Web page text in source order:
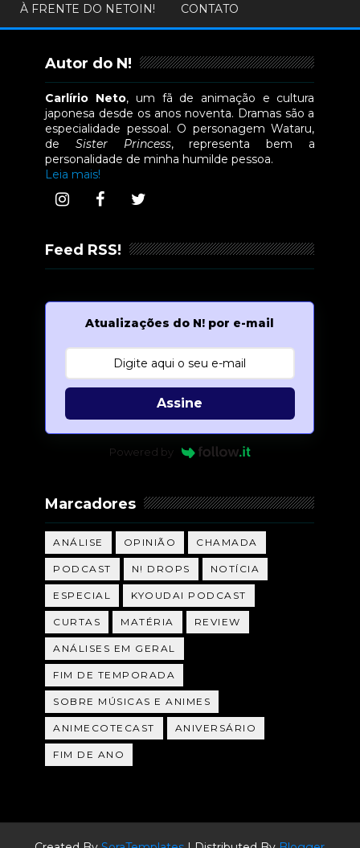
À FRENTE DO NETOIN! CONTATO
Autor do N!
Carlírio Neto, um fã de animação e cultura
japonesa desde os anos noventa. Dramas são a
especialidade pessoal. O personagem Wataru,
deSister Princess, representa bem a
personalidade de minha humilde pessoa.
Leia mais!
Feed RSS!
Atualizações do N! por e-mail
Assine
Powered by
Marcadores
ANÁLISE OPINIÃO CHAMADA
PODCAST N! DROPS NOTÍCIA
ESPECIAL KYOUDAI PODCAST
CURTAS MATÉRIA REVIEW
ANÁLISES EM GERAL
FIM DE TEMPORADA
SOBRE MÚSICAS E ANIMES
ANIMECOTECAST ANIVERSÁRIO
FIM DE ANO